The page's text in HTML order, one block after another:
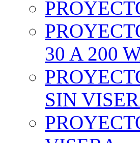
30 A 200
SIN